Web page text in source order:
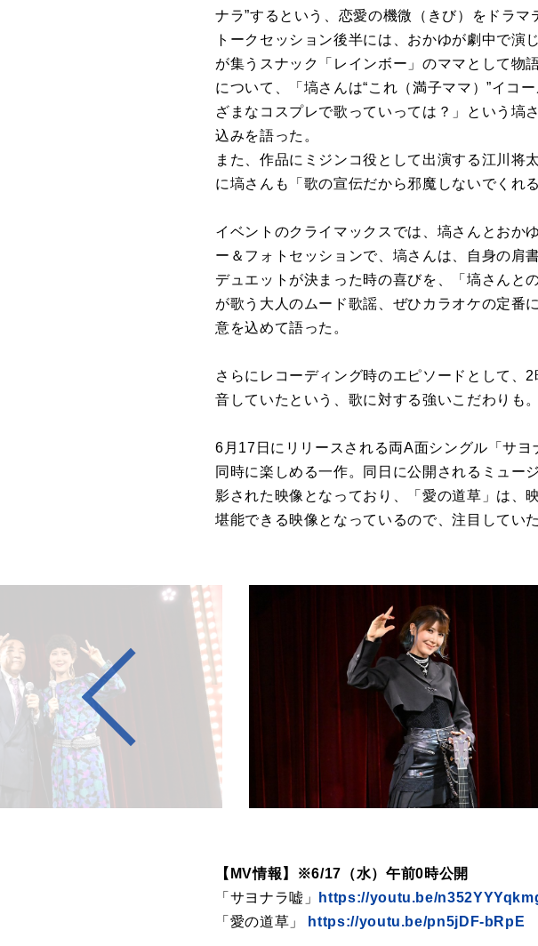
ナラ”するという、恋愛の機微（きび）をドラマ
トークセッション後半には、おかゆが劇中で演
が集うスナック「レインボー」のママとして物
について、「塙さんは“これ（満子ママ）”イコ
ざまなコスプレで歌っていっては？」という塙
込みを語った。
また、作品にミジンコ役として出演する江川将
に塙さんも「歌の宣伝だから邪魔しないでくれ
イベントのクライマックスでは、塙さんとおか
ー＆フォトセッションで、塙さんは、自身の肩
デュエットが決まった時の喜びを、「塙さんと
が歌う大人のムード歌謡、ぜひカラオケの定番
意を込めて語った。
さらにレコーディング時のエピソードとして、
音していたという、歌に対する強いこだわりも。
6月17日にリリースされる両A面シングル「サ
同時に楽しめる一作。同日に公開されるミュー
影された映像となっており、「愛の道草」は、
堪能できる映像となっているので、注目してい
【MV情報】※6/17（水）午前0時公開
「サヨナラ嘘」
https://youtu.be/
「愛の道草」
https://youtu.be/pn5jDF-bRpE